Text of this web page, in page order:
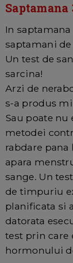
Saptamana
In
saptamani
Un test de
sarcina!
Arzi de
s-a produs
Sau poate nu
metodei
rabdare pana
apara
sange. Un
de timpuriu
planificata si
datorata
test prin care
hormonului